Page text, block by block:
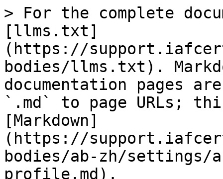
> For the complete
[llms.txt]
(https://
bodies/llms.txt).
documentation pages
`.md` to page URLs;
[Markdown]
(https://
bodies/ab-zh/settings/
profile.md).